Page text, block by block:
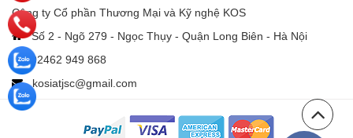
Công ty Cổ phần Thương Mại và Kỹ nghệ KOS
Số 2 - Ngõ 279 - Ngọc Thụy - Quận Long Biên - Hà Nội
02462 949 868
kosiatjsc@gmail.com